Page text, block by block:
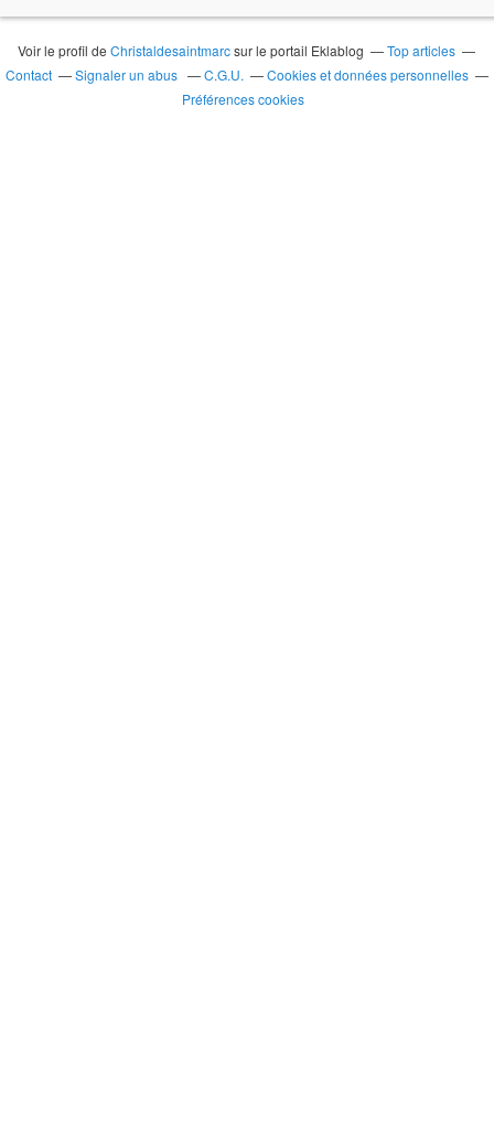
Voir le profil deChristaldesaintmarcsur le portail Eklablog
Top articles
Contact
Signaler un abus C.G.U.
Cookies et données personnelles
Préférences cookies